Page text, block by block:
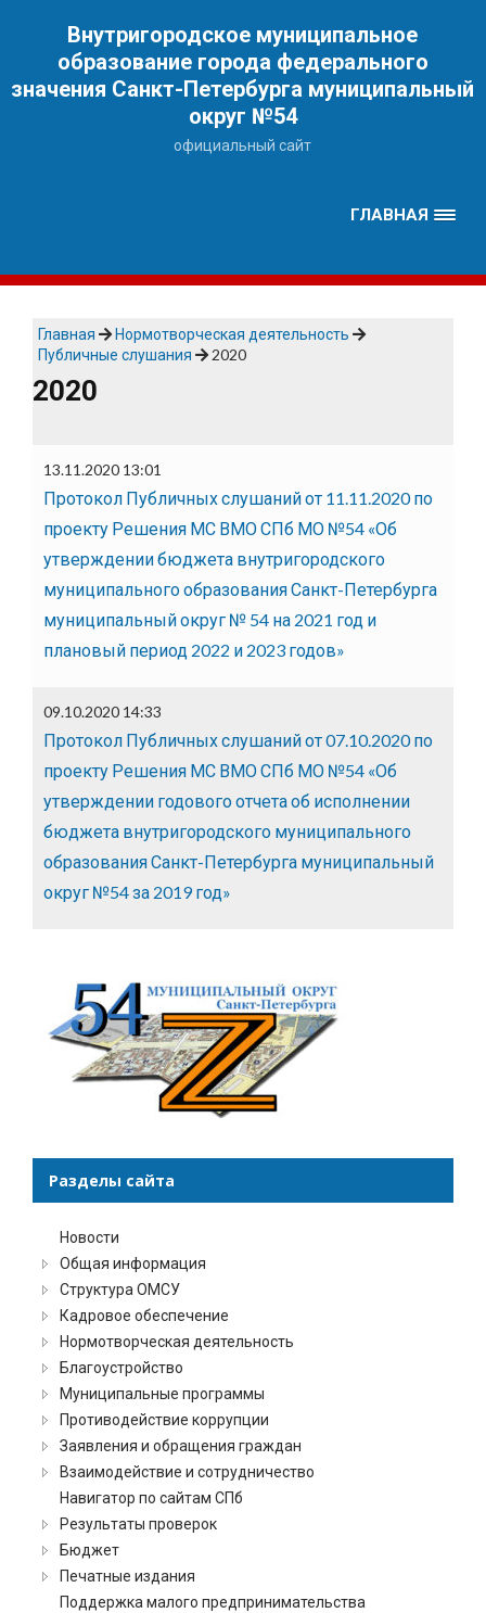
Внутригородское муниципальное
образование города федерального
значения Санкт-Петербурга муниципальный
округ №54
официальный сайт
ГЛАВНАЯ
Главная
Нормотворческая деятельность
Публичные слушания
2020
2020
13.11.2020 13:01
Протокол Публичных слушаний от 11.11.2020 по
проекту Решения МС ВМО СПб МО №54 «Об
утверждении бюджета внутригородского
муниципального образования Санкт-Петербурга
муниципальный округ № 54 на 2021 год и
плановый период 2022 и 2023 годов»
09.10.2020 14:33
Протокол Публичных слушаний от 07.10.2020 по
проекту Решения МС ВМО СПб МО №54 «Об
утверждении годового отчета об исполнении
бюджета внутригородского муниципального
образования Санкт-Петербурга муниципальный
округ №54 за 2019 год»
Разделы сайта
Новости
Общая информация
Структура ОМСУ
Кадровое обеспечение
Нормотворческая деятельность
Благоустройство
Муниципальные программы
Противодействие коррупции
Заявления и обращения граждан
Взаимодействие и сотрудничество
Навигатор по сайтам СПб
Результаты проверок
Бюджет
Печатные издания
Поддержка малого предпринимательства